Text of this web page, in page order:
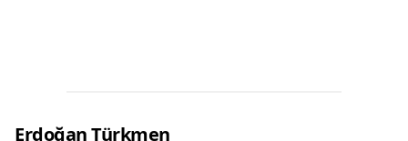
Erdoğan Türkmen